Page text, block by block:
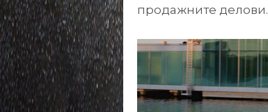
продажните делови.